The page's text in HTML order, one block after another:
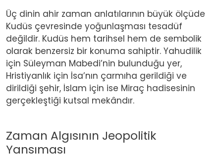
Üç dinin ahir zaman anlatılarının büyük ölçüde
Kudüs çevresinde yoğunlaşması tesadüf
değildir. Kudüs hem tarihsel hem de sembolik
olarak benzersiz bir konuma sahiptir. Yahudilik
için Süleyman Mabedi’nin bulunduğu yer,
Hristiyanlık için İsa’nın çarmıha gerildiği ve
dirildiği şehir, İslam için ise Miraç hadisesinin
gerçekleştiği kutsal mekândır.
Zaman Algısının Jeopolitik
Yansıması